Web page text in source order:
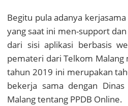
Begitu pula adanya
yang saat ini men-support
dari sisi aplikasi berbasis
pemateri dari Telkom Malang
tahun 2019 ini merupakan
bekerja sama dengan Dinas
Malang tentang PPDB Online.